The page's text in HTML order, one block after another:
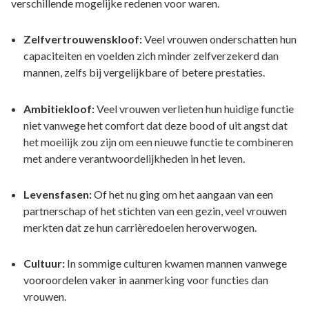
verschillende mogelijke redenen voor waren.
Zelfvertrouwenskloof:Veel vrouwen onderschatten hun
capaciteiten en voelden zich minder zelfverzekerd dan
mannen, zelfs bij vergelijkbare of betere prestaties.
Ambitiekloof:Veel vrouwen verlieten hun huidige functie
niet vanwege het comfort dat deze bood of uit angst dat
het moeilijk zou zijn om een nieuwe functie te combineren
met andere verantwoordelijkheden in het leven.
Levensfasen:Of het nu ging om het aangaan van een
partnerschap of het stichten van een gezin, veel vrouwen
merkten dat ze hun carrièredoelen heroverwogen.
Cultuur:In sommige culturen kwamen mannen vanwege
vooroordelen vaker in aanmerking voor functies dan
vrouwen.